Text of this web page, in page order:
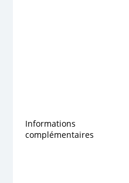
Informations
complémentaires